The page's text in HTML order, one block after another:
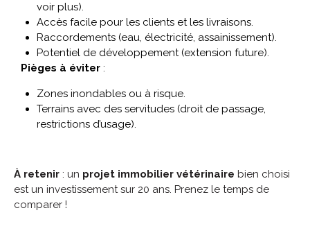
voir plus).
Accès facile pour les clients et les livraisons.
Raccordements (eau, électricité, assainissement).
Potentiel de développement (extension future).
Pièges à éviter :
Zones inondables ou à risque.
Terrains avec des servitudes (droit de passage,
restrictions d’usage).
À retenir : un projet immobilier vétérinaire bien choisi
est un investissement sur 20 ans. Prenez le temps de
comparer !